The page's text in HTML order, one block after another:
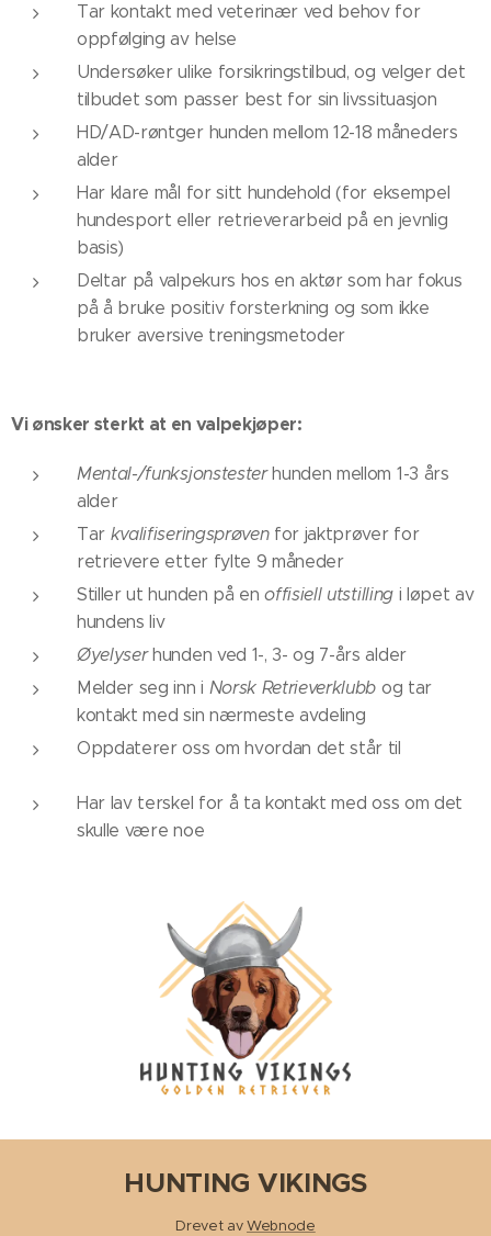
Tar kontakt med veterinær ved behov for
oppfølging av helse
Undersøker ulike forsikringstilbud, og velger det
tilbudet som passer best for sin livssituasjon
HD/AD-røntger hunden mellom 12-18 måneders
alder
Har klare mål for sitt hundehold (for eksempel
hundesport eller retrieverarbeid på en jevnlig
basis)
Deltar på valpekurs hos en aktør som har fokus
på å bruke positiv forsterkning og som ikke
bruker aversive treningsmetoder
Vi ønsker sterkt at en valpekjøper:
Mental-/funksjonstesterhunden mellom 1-3 års
alder
Tar kvalifiseringsprøven for jaktprøver for
retrievere etter fylte 9 måneder
Stiller ut hunden på enoffisiell utstillingi løpet av
hundens liv
Øyelyserhunden ved 1-, 3- og 7-års alder
Melder seg inn i Norsk Retrieverklubb og tar
kontakt med sin nærmeste avdeling
Oppdaterer oss om hvordan det står til
Har lav terskel for å ta kontakt med oss om det
skulle være noe
HUNTING VIKINGS
Drevet avWebnode